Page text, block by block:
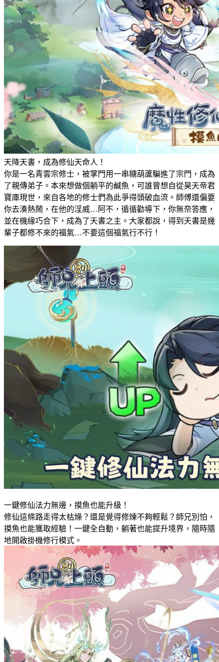
天降天書，成為修仙天命人！
你是一名青雲宗修士，被掌門用一串糖葫蘆騙進了宗門，成為
了親傳弟子。本來想做個躺平的鹹魚，可誰曾想自從昊天帝君
寶庫現世，來自各地的修士們為此爭得頭破血流。師傅還偏要
你去湊熱鬧，在他的淫威…阿不，循循勸導下，你無奈答應，
並在機緣巧合下，成為了天書之主。大家都說，得到天書是幾
輩子都修不來的福氣…不要這個福氣行不行！
一鍵修仙法力無邊，摸魚也能升級！
修仙這條路走得太枯燥？還是覺得修煉不夠輕鬆？師兄別怕，
摸魚也能獲取經驗！一鍵全自動，躺著也能提升境界，隨時隨
地開啟掛機修行模式。